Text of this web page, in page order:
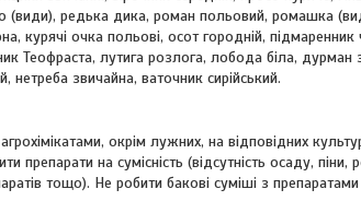
(види), редька дика, роман польовий, ромашка
курячі очка польові, осот городній, підмаренник
Теофраста, лутига розлога, лобода біла, дурман
звичайна, ваточник сирійський.
окрім лужних, на відповідних
препарати на сумісність (відсутність осаду,
тощо). Не робити бакові суміші з